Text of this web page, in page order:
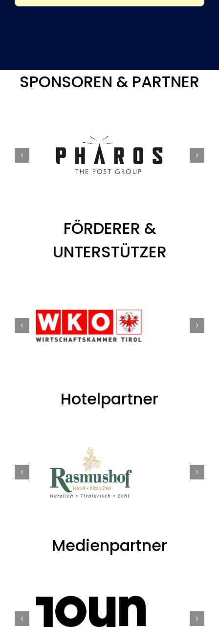
SPONSOREN & PARTNER
FÖRDERER &
UNTERSTÜTZER
Hotelpartner
Medienpartner